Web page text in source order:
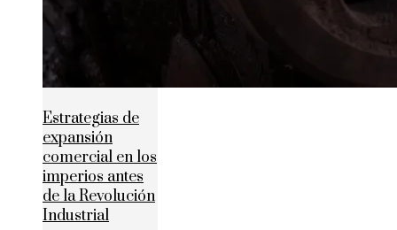
Estrategias de
expansión
comercial en los
imperios antes
de la Revolución
Industrial